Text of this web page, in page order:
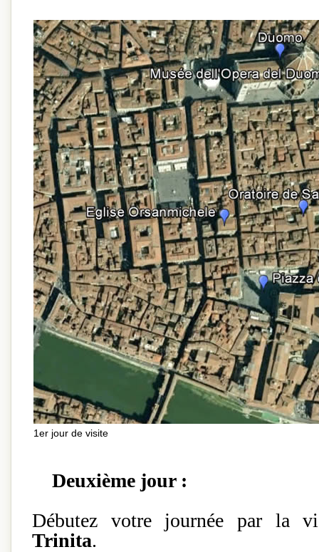
1er jour de visite
Deuxième jour :
Débutez votre journée par la
Trinita.